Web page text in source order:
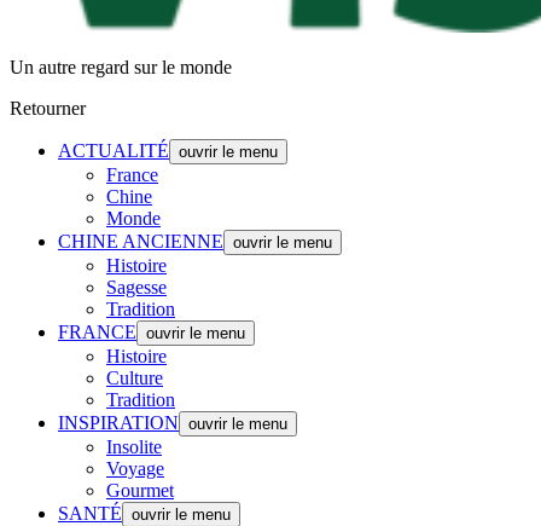
Un autre regard sur le monde
Retourner
ACTUALITÉ ouvrir le menu
France
Chine
Monde
CHINE ANCIENNE ouvrir le menu
Histoire
Sagesse
Tradition
FRANCE ouvrir le menu
Histoire
Culture
Tradition
INSPIRATION ouvrir le menu
Insolite
Voyage
Gourmet
SANTÉ ouvrir le menu